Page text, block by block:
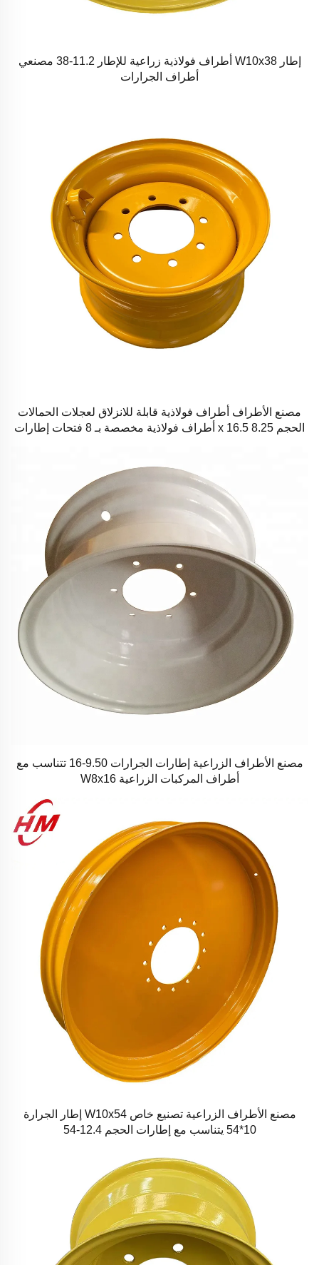
إطار W10x38 أطراف فولاذية زراعية للإطار 11.2-38 مصنعي
أطراف الجرارات
مصنع الأطراف أطراف فولاذية قابلة للانزلاق لعجلات الحمالات
الحجم 8.25 x 16.5 أطراف فولاذية مخصصة بـ 8 فتحات إطارات
مصنع الأطراف الزراعية إطارات الجرارات 9.50-16 تتناسب مع
أطراف المركبات الزراعية W8x16
مصنع الأطراف الزراعية تصنيع خاص W10x54 إطار الجرارة
10*54 يتناسب مع إطارات الحجم 12.4-54